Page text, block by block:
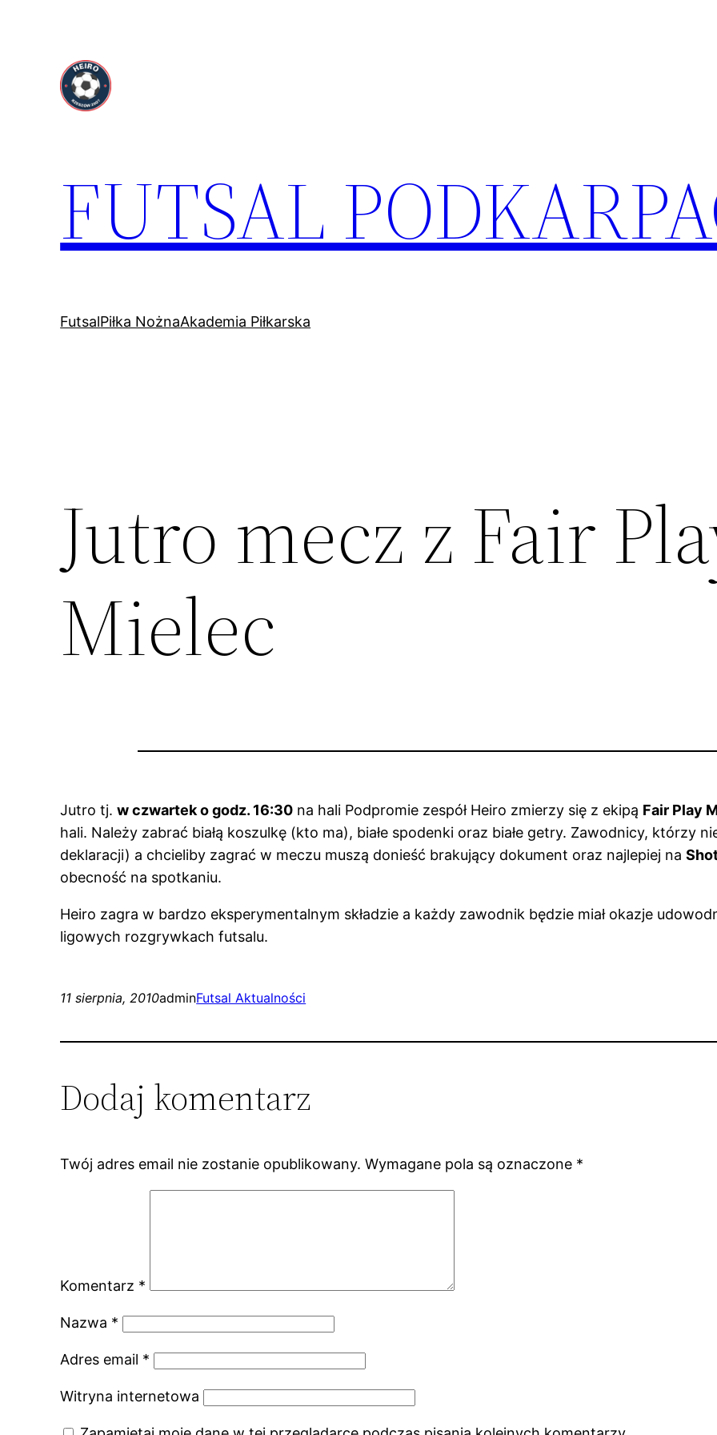
FUTSAL
FutsalPiłka NożnaAkademia Piłkarska
Jutro mecz z Fair
Mielec
Jutro tj.w czwartek o godz. 16:30 na hali Podpromie zespół Heiro zmierzy się z ekipą Fair Play
hali. Należy zabrać białą koszulkę (kto ma), białe spodenki oraz białe getry. Zawodnicy, którzy
deklaracji) a chcieliby zagrać w meczu muszą donieść brakujący dokument oraz najlepiej na
obecność na spotkaniu.
Heiro zagra w bardzo eksperymentalnym składzie a każdy zawodnik będzie miał okazje
ligowych rozgrywkach futsalu.
11 sierpnia, 2010adminFutsal Aktualności
Dodaj komentarz
Twój adres email nie zostanie opublikowany. Wymagane pola są oznaczone *
Komentarz *
Nazwa *
Adres email *
Witryna internetowa